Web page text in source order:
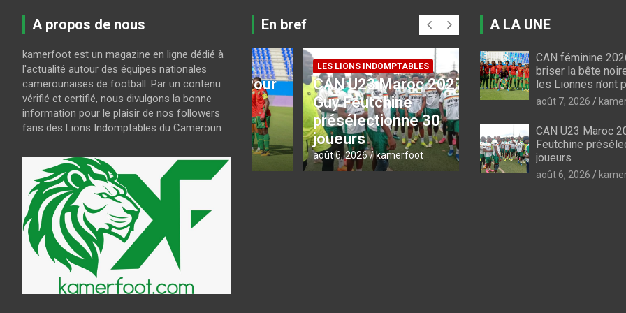
A propos de nous
kamerfoot est un magazine en ligne dédié à
l'actualité autour des équipes nationales
camerounaises de football. Par un contenu
vérifié et certifié, nous divulgons la bonne
information pour le plaisir de nos followers
fans des Lions Indomptables du Cameroun
En bref
CAN FEMININE 2026
CAN féminine 2026 : Pour
briser la bête noire
nigériane, les Lionnes
n’ont plus le choix
août 7, 2026 kamerfoot
LES LIONS INDOMPTABLES
CAN U23 Maroc 2027 :
Guy Feutchine
présélectionne 30
joueurs
août 6, 2026 kamerfoot
COUPE DU CAMEROUN
Coupe du Cameroun :
le programme des
de finale
août 6, 2026 kamerfoot
A LA UNE
CAN féminine
briser la bête
les Lionnes n’ont
août 7, 2026
CAN U23 Maroc
Feutchine
joueurs
août 6, 2026